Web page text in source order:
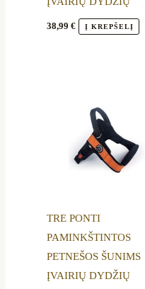
38,99€ Į KREPŠELĮ
TRE PONTI
PAMINKŠTINTOS
PETNEŠOS ŠUNIMS
ĮVAIRIŲ DYDŽIŲ
35,89 €
product
has
multiple
variants.
may
be
chosen
on